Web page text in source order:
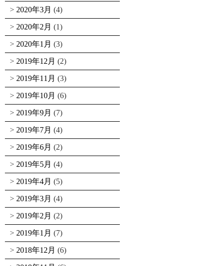
2020年3月 (4)
2020年2月 (1)
2020年1月 (3)
2019年12月 (2)
2019年11月 (3)
2019年10月 (6)
2019年9月 (7)
2019年7月 (4)
2019年6月 (2)
2019年5月 (4)
2019年4月 (5)
2019年3月 (4)
2019年2月 (2)
2019年1月 (7)
2018年12月 (6)